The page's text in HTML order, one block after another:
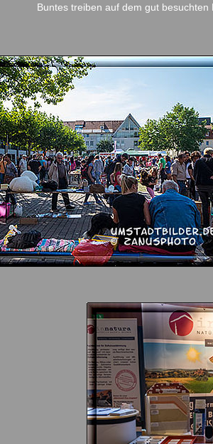
Buntes treiben auf dem gut